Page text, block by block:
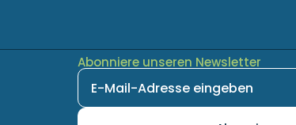
Abonniere unseren Newsletter